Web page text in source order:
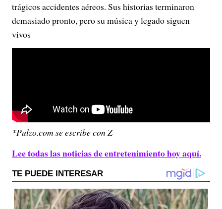
trágicos accidentes aéreos. Sus historias terminaron
demasiado pronto, pero su música y legado siguen
vivos
*Pulzo.com se escribe con Z
Lee todas las noticias de entretenimiento hoy aquí.